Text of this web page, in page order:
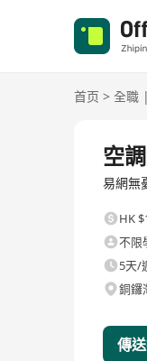
首页 > 全職 |
空
易網無
HK
不限
5天/
銅鑼
傳